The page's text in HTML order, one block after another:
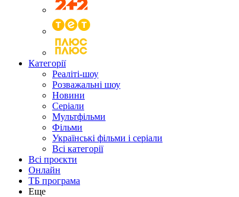
Категорії
Реаліті-шоу
Розважальні шоу
Новини
Серіали
Мультфільми
Фільми
Українські фільми і серіали
Всі категорії
Всі проєкти
Онлайн
ТБ програма
Еще